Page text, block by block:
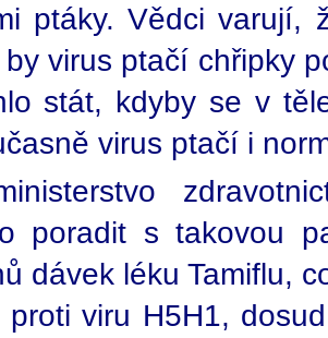
ptáky. Vědci varují,
virus ptačí chřipky
stát, kdyby se v
virus ptačí i
poradit s takovou
dávek léku Tamiflu,
proti viru H5H1,